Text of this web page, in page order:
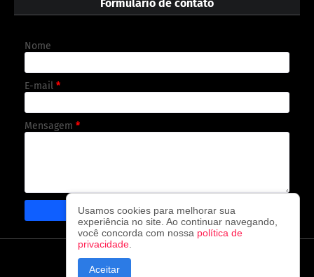
Formulário de contato
Nome
E-mail *
Mensagem *
CAPA CONTATO
Usamos cookies para melhorar sua
experiência no site. Ao continuar navegando,
você concorda com nossa política de
privacidade
Aceitar